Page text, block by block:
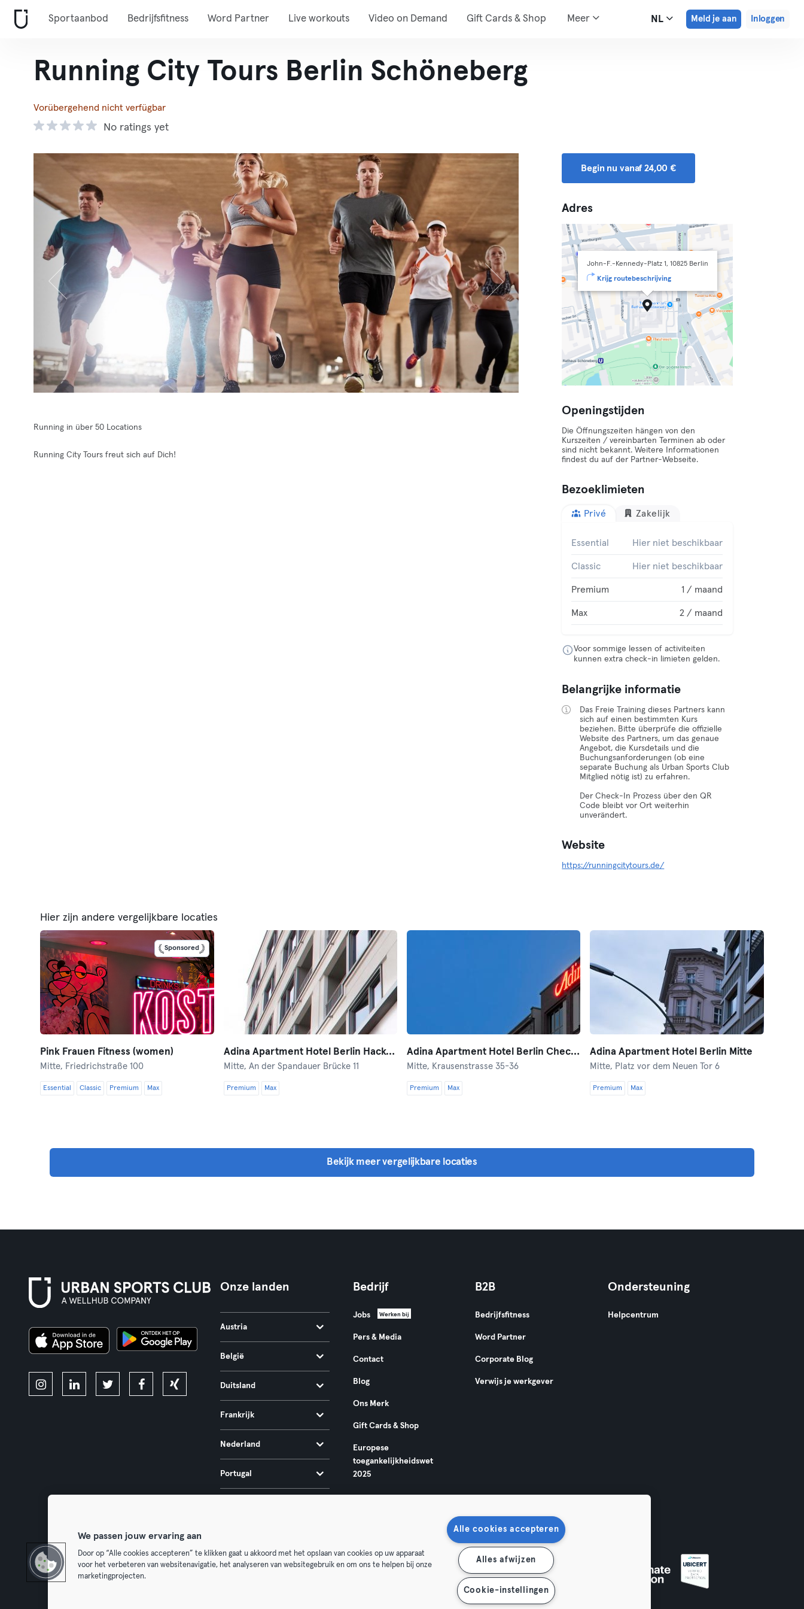
Sportaanbod Bedrijfsfitness Word Partner Live workouts Video on Demand Gift Cards & Shop Meer NL Meld je aan Inloggen
Running City Tours Berlin Schöneberg
Vorübergehend nicht verfügbar
No ratings yet
Running in über 50 Locations
Running City Tours freut sich auf Dich!
Begin nu vanaf 24,00 €
Adres
John-F.-Kennedy-Platz 1, 10825 Berlin
Krijg routebeschrijving
Openingstijden
Die Öffnungszeiten hängen von den
Kurszeiten / vereinbarten Terminen ab oder
sind nicht bekannt. Weitere Informationen
findest du auf der Partner-Webseite.
Bezoeklimieten
Privé Zakelijk
Essential Hier niet beschikbaar
Classic Hier niet beschikbaar
Premium 1 / maand
Max 2 / maand
Voor sommige lessen of activiteiten
kunnen extra check-in limieten gelden.
Belangrijke informatie
Das Freie Training dieses Partners kann
sich auf einen bestimmten Kurs
beziehen. Bitte überprüfe die offizielle
Website des Partners, um das genaue
Angebot, die Kursdetails und die
Buchungsanforderungen (ob eine
separate Buchung als Urban Sports Club
Mitglied nötig ist) zu erfahren.
Der Check-In Prozess über den QR
Code bleibt vor Ort weiterhin
unverändert.
Website
https://runningcitytours.de/
Hier zijn andere vergelijkbare locaties
Sponsored
Pink Frauen Fitness (women)
Mitte, Friedrichstraße 100
Essential Classic Premium Max
Adina Apartment Hotel Berlin Hackescher Markt
Mitte, An der Spandauer Brücke 11
Premium Max
Adina Apartment Hotel Berlin Checkpoint Charlie
Mitte, Krausenstrasse 35-36
Premium Max
Adina Apartment Hotel Berlin Mitte
Mitte, Platz vor dem Neuen Tor 6
Premium Max
Bekijk meer vergelijkbare locaties
Onze landen
Austria
België
Duitsland
Frankrijk
Nederland
Portugal
Bedrijf
Jobs Werken bij
Pers & Media
Contact
Blog
Ons Merk
Gift Cards & Shop
Europese
toegankelijkheidswet
2025
B2B
Bedrijfsfitness
Word Partner
Corporate Blog
Verwijs je werkgever
Ondersteuning
Helpcentrum
Algemene Voorwaarden Privacy Bedrijfsgegevens Membership opzeggen
We passen jouw ervaring aan
Door op “Alle cookies accepteren” te klikken gaat u akkoord met het opslaan van cookies op uw apparaat
voor het verbeteren van websitenavigatie, het analyseren van websitegebruik en om ons te helpen bij onze
marketingprojecten.
Alle cookies accepteren
Alles afwijzen
Cookie-instellingen